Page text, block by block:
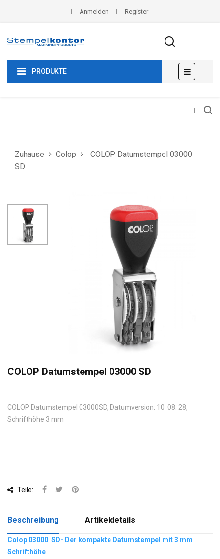
Anmelden Register
PRODUKTE
der
☰
Zuhause Colop
COLOP Datumstempel 03000
SD
COLOP Datumstempel 03000 SD
COLOP Datumstempel 03000SD, Datumversion: 10. 08. 28,
Schrifthöhe 3 mm
Teile:
Beschreibung Artikeldetails
Colop 03000 SD- Der kompakte Datumstempel mit 3 mm
Schrifthöhe